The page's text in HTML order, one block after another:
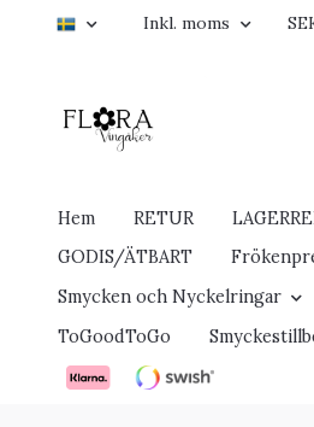
Inkl. moms
Hem RETUR
GODIS/ÄTBART
Smycken och Nyckelringar
ToGoodToGo